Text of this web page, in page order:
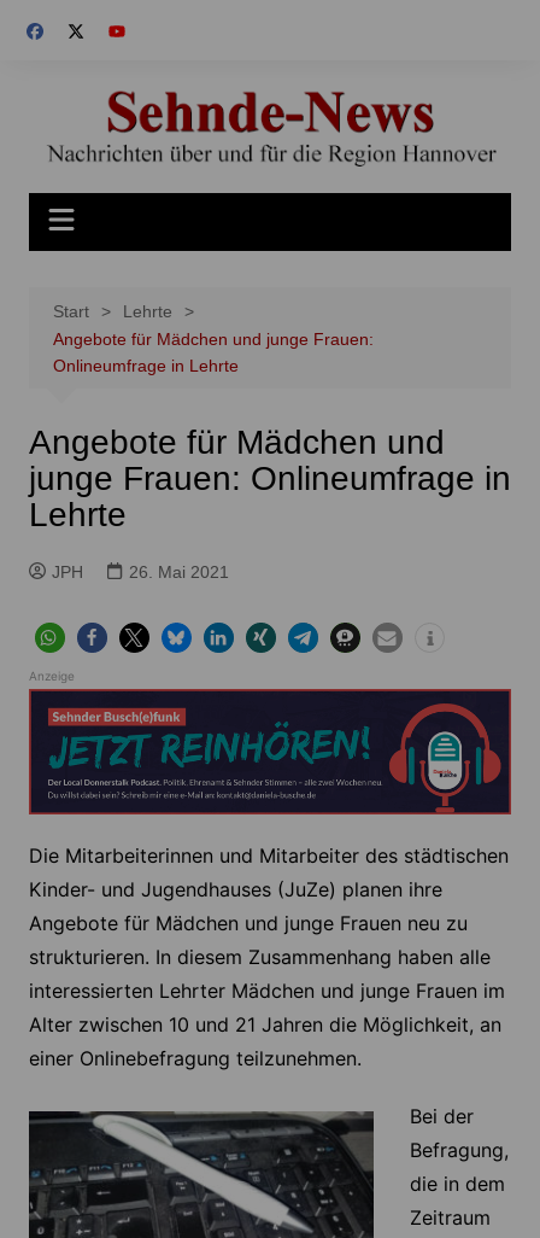
Inhalt
Start
Lehrte
Angebote für Mädchen und junge Frauen:
Onlineumfrage in Lehrte
Angebote für Mädchen und
junge Frauen: Onlineumfrage in
Lehrte
JPH 26. Mai 2021
Anzeige
Die Mitarbeiterinnen und Mitarbeiter des städtischen
Kinder- und Jugendhauses (JuZe) planen ihre
Angebote für Mädchen und junge Frauen neu zu
strukturieren. In diesem Zusammenhang haben alle
interessierten Lehrter Mädchen und junge Frauen im
Alter zwischen 10 und 21 Jahren die Möglichkeit, an
einer Onlinebefragung teilzunehmen.
Bei der
Befragung,
die in dem
Zeitraum